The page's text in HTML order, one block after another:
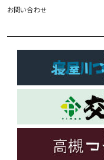
お問い合わせ